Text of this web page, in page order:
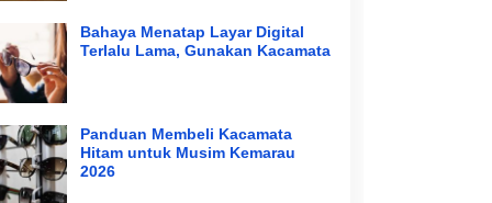
Bahaya Menatap Layar Digital
Terlalu Lama, Gunakan Kacamata
Panduan Membeli Kacamata
Hitam untuk Musim Kemarau
2026